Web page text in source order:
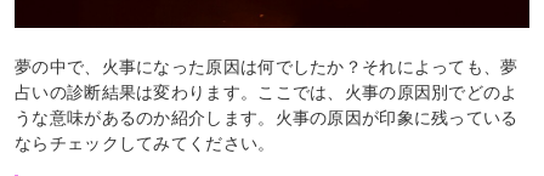
夢の中で、火事になった原因は何でしたか？それによっても、夢
占いの診断結果は変わります。ここでは、火事の原因別でどのよ
うな意味があるのか紹介します。火事の原因が印象に残っている
ならチェックしてみてください。